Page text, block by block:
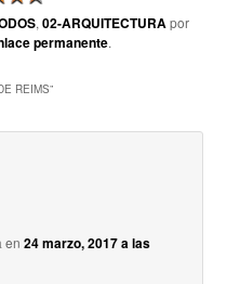
,02-ARQUITECTURApor
permanente.
REIMS”
en24 marzo, 2017 a las